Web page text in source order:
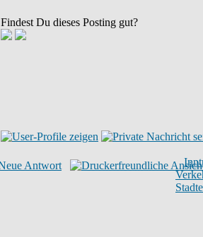
Findest Du dieses Posting gut?